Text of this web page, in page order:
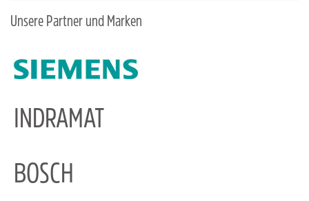
Unsere Partner und Marken
INDRAMAT
BOSCH